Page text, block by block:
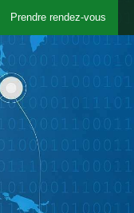
Prendre rendez-vous